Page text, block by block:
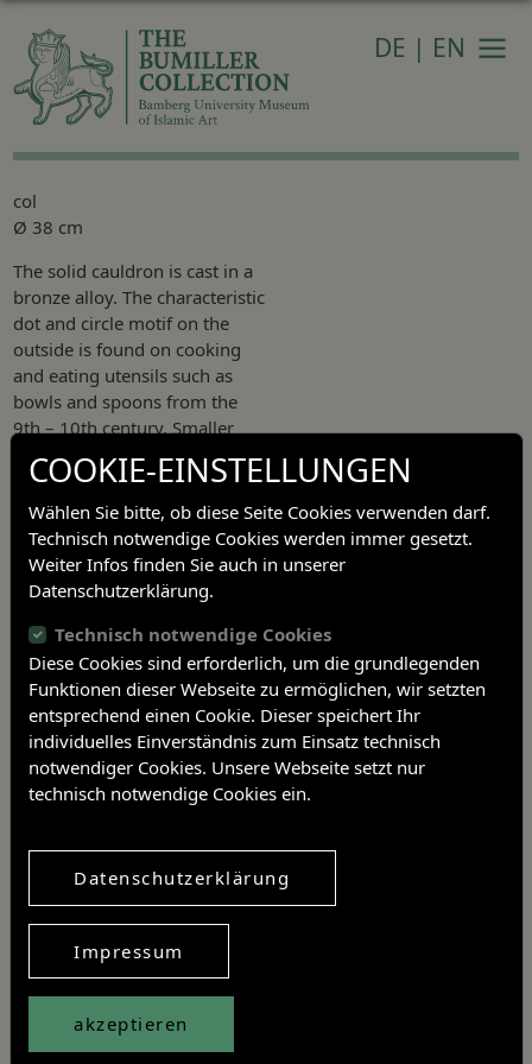
DE | EN
col
Ø 38 cm
The solid cauldron is cast in a
bronze alloy. The characteristic
dot and circle motif on the
outside is found on cooking
and eating utensils such as
bowls and spoons from the
9th – 10th century. Smaller
bowls, also made of cast
bronze, are known from
Nishapur. The size of the
cauldron makes it a rare
specimen.
The cauldron could be stored
by hanging it from a ring. This
allowed the motif on the
outside, which covers the
sides and bottom, to be
shown to its full advantage.
Post
navigation
Previous article
Share article
Neueste Aktivitäten
COOKIE-EINSTELLUNGEN
Wählen Sie bitte, ob diese Seite Cookies verwenden darf.
Technisch notwendige Cookies werden immer gesetzt.
Weiter Infos finden Sie auch in unserer
Datenschutzerklärung.
Technisch notwendige Cookies
Diese Cookies sind erforderlich, um die grundlegenden
Funktionen dieser Webseite zu ermöglichen, wir setzten
entsprechend einen Cookie. Dieser speichert Ihr
individuelles Einverständnis zum Einsatz technisch
notwendiger Cookies. Unsere Webseite setzt nur
technisch notwendige Cookies ein.
Datenschutzerklärung
Impressum
akzeptieren